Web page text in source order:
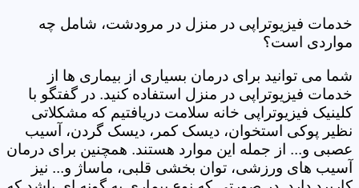
خدمات فیزیوتراپی در منزل در مرودشت، شامل چه
مواردی است؟
شما می توانید برای درمان بسیاری از بیماری ها از
خدمات فیزیوتراپی در منزل استفاده کنید. در گفتگو با
کلینیک فیزیوتراپی خانه سلامت دریافتیم که مشکلاتی
نظیر پوکی استخوان، دیسک کمر، دیسک گردن، آسیب
عصبی و... از جمله این موارد هستند. همچنین برای درمان
آسیب های ورزشی، توان بخشی قلبی، ماساژ و... نیز